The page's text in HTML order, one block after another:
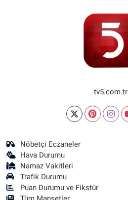
tv5.com.tr
Nöbetçi Eczaneler
Hava Durumu
Namaz Vakitleri
Trafik Durumu
Puan Durumu ve Fikstür